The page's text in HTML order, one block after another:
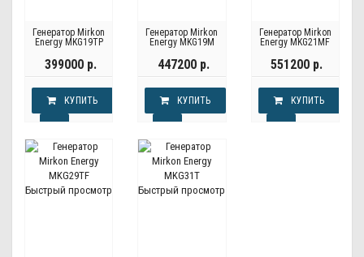
Генератор Mirkon
Energy MKG19TP
399000 р.
КУПИТЬ
Генератор Mirkon
Energy MKG19M
447200 р.
КУПИТЬ
Генератор Mirkon
Energy MKG21MF
551200 р.
КУПИТЬ
Быстрый просмотр Быстрый просмотр